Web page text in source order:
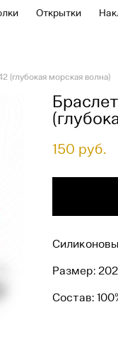
Открытки
Открытки
(глубокая морская волна)
150 pуб.
Размер:
Состав: